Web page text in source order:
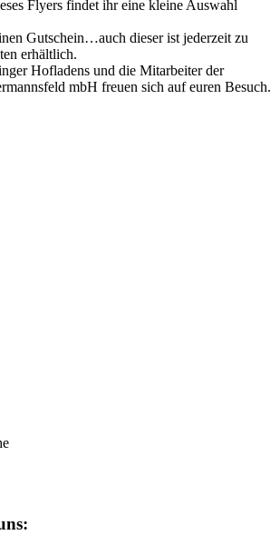
Flyers findet ihr eine kleine Auswahl
Gutschein…auch dieser ist jederzeit zu
erhältlich.
Hofladens und die Mitarbeiter der
mbH freuen sich auf euren Besuch.